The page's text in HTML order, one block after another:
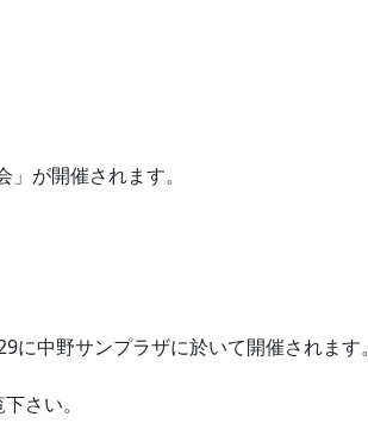
が開催されます。
中野サンプラザに於いて開催されます。
さい。